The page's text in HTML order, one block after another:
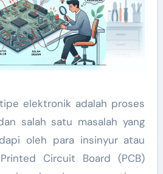
salah satu masalah yang
oleh para insinyur atau
Circuit Board (PCB)